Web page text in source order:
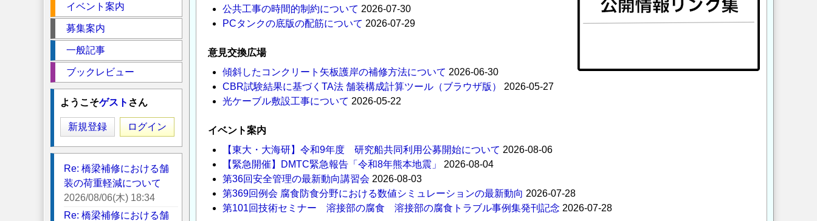
公共工事の時間的制約について 2026-07-30
PCタンクの底版の配筋について 2026-07-29
意見交換広場
傾斜したコンクリート矢板護岸の補修方法について 2026-06-30
CBR試験結果に基づくTA法 舗装構成計算ツール（ブラウザ版）
2026-05-27
光ケーブル敷設工事について 2026-05-22
イベント案内
【東大・大海研】令和9年度 研究船共同利用公募開始について 2026-08-06
【緊急開催】DMTC緊急報告「令和8年熊本地震」
2026-08-04
第36回安全管理の最新動向講習会 2026-08-03
第369回例会 腐食防食分野における数値シミュレーションの最新動向 2026-07-28
第101回技術セミナー 溶接部の腐食 溶接部の腐食トラブル事例集発刊記念 2026-07-28
イベント案内
募集案内
一般記事
ブックレビュー
ようこそゲスト さん
新規登録 ログイン
Re: 橋梁補修における舗
装の荷重軽減について
2026/08/06(木) 18:34
Re: 橋梁補修における舗